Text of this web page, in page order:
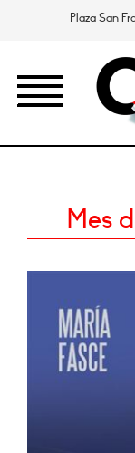
Plaza San
Mes